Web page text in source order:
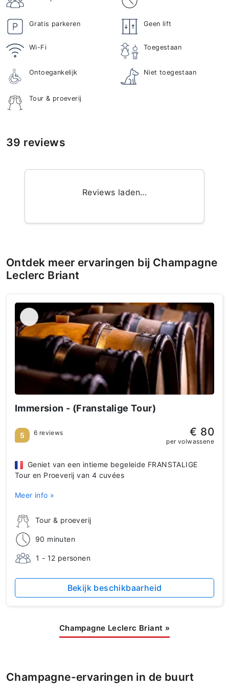
Gratis parkeren Geen lift
Wi-Fi Toegestaan
Ontoegankelijk Niet toegestaan
Tour & proeverij
39 reviews
Reviews laden...
Ontdek meer ervaringen bij Champagne
Leclerc Briant
Immersion - (Franstalige Tour)
Tour & proeverij
90 minuten
1 - 12 personen
Geniet van een intieme begeleide FRANSTALIGE
Tour en Proeverij van 4 cuvées
Meer info »
5 6 reviews € 80
per volwassene
Bekijk beschikbaarheid
Champagne Leclerc Briant »
Champagne-ervaringen in de buurt